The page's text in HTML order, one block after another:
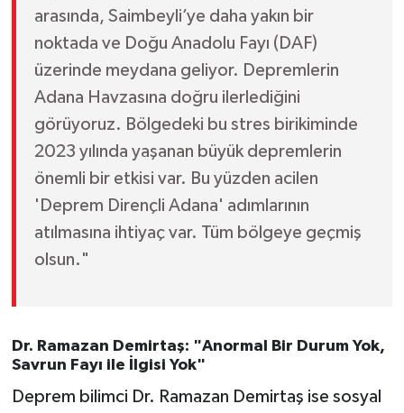
arasında, Saimbeyli’ye daha yakın bir
noktada ve Doğu Anadolu Fayı (DAF)
üzerinde meydana geliyor. Depremlerin
Adana Havzasına doğru ilerlediğini
görüyoruz. Bölgedeki bu stres birikiminde
2023 yılında yaşanan büyük depremlerin
önemli bir etkisi var. Bu yüzden acilen
'Deprem Dirençli Adana' adımlarının
atılmasına ihtiyaç var. Tüm bölgeye geçmiş
olsun."
Dr. Ramazan Demirtaş: "Anormal Bir Durum Yok,
Savrun Fayı ile İlgisi Yok"
Deprem bilimci Dr. Ramazan Demirtaş ise sosyal